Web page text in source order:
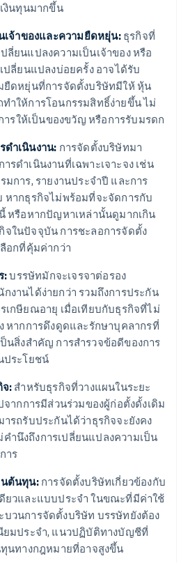
งินทุนมากขึ้น
เจ้าของและความยืดหยุ่น:ธุรกิจที่
ลี่ยนแปลงความเป็นเจ้าของ หรือ
ปลี่ยนแปลงบ่อยครั้ง อาจได้รับ
ยืดหยุ่นที่การจัดตั้งบริษัทมีให้ หุ้น
ำให้การโอนกรรมสิทธิ์ง่ายขึ้น ไม่
ารให้เป็นของขวัญ หรือการรับมรดก
ำเนินงาน: การจัดตั้งบริษัทมา
รดำเนินงานที่เฉพาะเจาะจง เช่น
การ, รายงานประจำปี และการ
ากธุรกิจไม่พร้อมที่จะจัดการกับ
หรือหากปัญหาเหล่านั้นดูมากเกิน
ในปัจจุบัน การชะลอการจัดตั้ง
อกที่คุ้มค่ากว่า
:บรรษัทมักจะเจรจาต่อรอง
งานได้ง่ายกว่า รวมถึงการประกัน
เกษียณอายุ เมื่อเทียบกับธุรกิจที่ไม่
หากการดึงดูดและรักษาบุคลากรที่
นสิ่งสำคัญ การสำรวจข้อดีของการ
ประโยชน์
จ: สำหรับธุรกิจที่วางแผนในระยะ
จากการมีส่วนร่วมของผู้ก่อตั้งดั้งเดิม
รถรับประกันได้ว่าธุรกิจจะยังคง
ำนึงถึงการเปลี่ยนแปลงความเป็น
าร
ต้นทุน:การจัดตั้งบริษัทเกี่ยวข้องกับ
ยวและแบบประจำ ในขณะที่มีค่าใช้
บวนการจัดตั้งบริษัท บรรษัทยังต้อง
ยมประจำ, แนวปฏิบัติทางบัญชีที่
นทางกฎหมายที่อาจสูงขึ้น